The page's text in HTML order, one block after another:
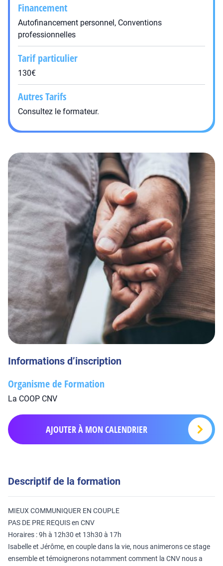
Financement
Autofinancement personnel, Conventions
professionnelles
Tarif particulier
130€
Autres Tarifs
Consultez le formateur.
Informations d’inscription
Organisme de Formation
La COOP CNV
AJOUTER À MON CALENDRIER
Descriptif de la formation
MIEUX COMMUNIQUER EN COUPLE
PAS DE PRE REQUIS en CNV
Horaires : 9h à 12h30 et 13h30 à 17h
Isabelle et Jérôme, en couple dans la vie, nous animerons ce stage
ensemble et témoignerons notamment comment la CNV nous a